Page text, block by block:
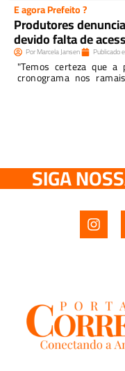
E agora Prefeito ?
Produtores
devido falta de
PorMarcela Jansen Publicado
"Temos certeza que
cronograma nos
SIGA